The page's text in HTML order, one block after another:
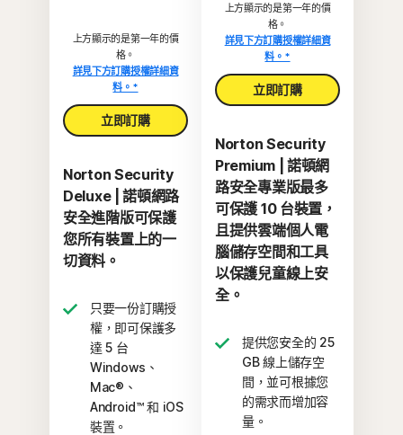
上方顯示的是第一年的價
格。
詳見下方訂購授權詳細資
料。*
立即訂購
Norton Security
Deluxe | 諾頓網路
安全進階版可保護
您所有裝置上的一
切資料。
只要一份訂購授
權，即可保護多
達 5 台
Windows、
Mac®、
Android™ 和 iOS
裝置。
上方顯示的是第一年的價
格。
詳見下方訂購授權詳細資
料。*
立即訂購
Norton Security
Premium | 諾頓網
路安全專業版最多
可保護 10 台裝置，
且提供雲端個人電
腦儲存空間和工具
以保護兒童線上安
全。
提供您安全的 25
GB 線上儲存空
間，並可根據您
的需求而增加容
量。